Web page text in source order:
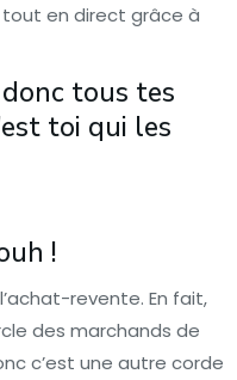
tout en direct grâce à
donc tous tes
toi qui les
!
revente. En fait,
des marchands de
c’est une autre corde